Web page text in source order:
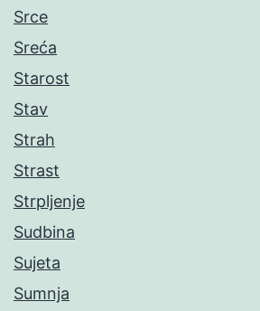
Srce
Sreća
Starost
Stav
Strah
Strast
Strpljenje
Sudbina
Sujeta
Sumnja